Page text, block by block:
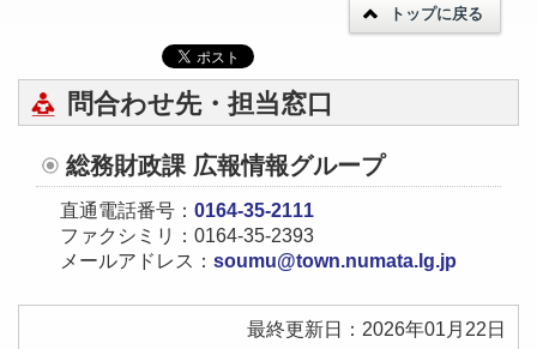
トップに戻る
問合わせ先・担当窓口
総務財政課 広報情報グループ
直通電話番号： 0164-35-2111
ファクシミリ：0164-35-2393
メールアドレス： soumu@town.numata.lg.jp
最終更新日：2026年01月22日